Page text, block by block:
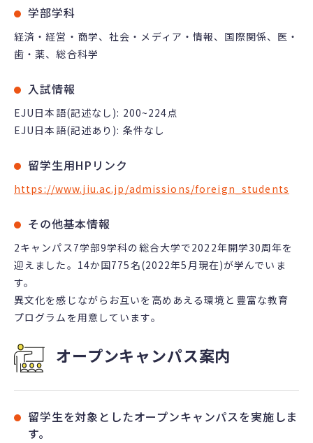
学部学科
経済・経営・商学、社会・メディア・情報、国際関係、医・
歯・薬、総合科学
入試情報
EJU日本語(記述なし): 200~224点
EJU日本語(記述あり): 条件なし
留学生用HPリンク
https://www.jiu.ac.jp/admissions/foreign_students
その他基本情報
2キャンパス7学部9学科の総合大学で2022年開学30周年を
迎えました。14か国775名(2022年5月現在)が学んでいま
す。
異文化を感じながらお互いを高めあえる環境と豊富な教育
プログラムを用意しています。
オープンキャンパス案内
留学生を対象としたオープンキャンパスを実施しま
す。